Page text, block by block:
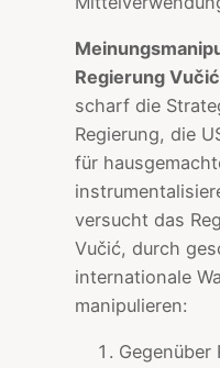
Regierung Vučić
scharf die
Regierung, die
für
versucht das
Vučić, durch
internationale
manipulieren:
Gegenüber